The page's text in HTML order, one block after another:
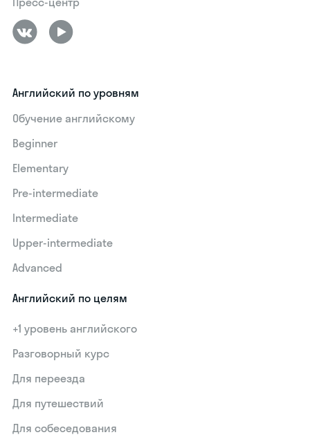
Английский по уровням
Обучение английскому
Beginner
Elementary
Pre-intermediate
Intermediate
Upper-intermediate
Advanced
Английский по целям
+1 уровень английского
Разговорный курс
Для переезда
Для путешествий
Для собеседования